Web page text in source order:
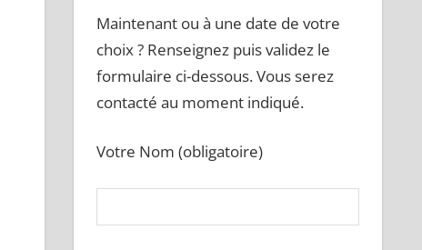
Maintenant ou à une date de votre
choix ? Renseignez puis validez le
formulaire ci-dessous. Vous serez
contacté au moment indiqué.
Votre Nom (obligatoire)